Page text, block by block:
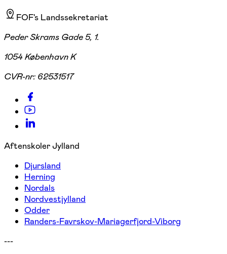
FOF's Landssekretariat
Peder Skrams Gade 5, 1.
1054 København K
CVR-nr: 62531517
Aftenskoler Jylland
Djursland
Herning
Nordals
Nordvestjylland
Odder
Randers-Favrskov-Mariagerfjord-Viborg
---